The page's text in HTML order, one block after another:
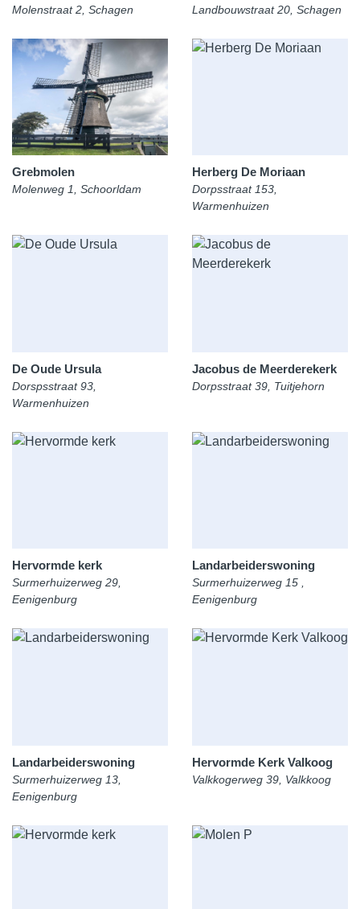
Molenstraat 2, Schagen Landbouwstraat 20, Schagen
Grebmolen
Molenweg 1, Schoorldam
Herberg De Moriaan
Dorpsstraat 153,
Warmenhuizen
De Oude Ursula
Dorspsstraat 93,
Warmenhuizen
Jacobus de Meerderekerk
Dorpsstraat 39, Tuitjehorn
Hervormde kerk
Surmerhuizerweg 29,
Eenigenburg
Landarbeiderswoning
Surmerhuizerweg 15 ,
Eenigenburg
Landarbeiderswoning
Surmerhuizerweg 13,
Eenigenburg
Hervormde Kerk Valkoog
Valkkogerweg 39, Valkkoog